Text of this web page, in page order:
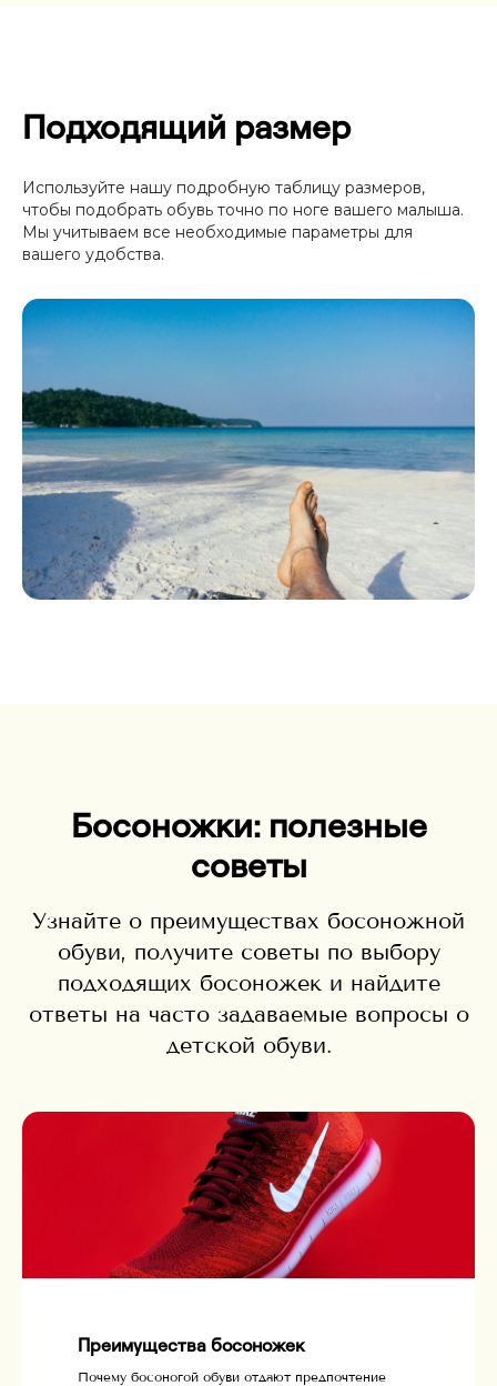
Подходящий размер
Используйте нашу подробную таблицу размеров,
чтобы подобрать обувь точно по ноге вашего малыша.
Мы учитываем все необходимые параметры для
вашего удобства.
Босоножки: полезные
советы
Узнайте о преимуществах босоножной
обуви, получите советы по выбору
подходящих босоножек и найдите
ответы на часто задаваемые вопросы о
детской обуви.
Преимущества босоножек
Почему босоногой обуви отдают предпочтение